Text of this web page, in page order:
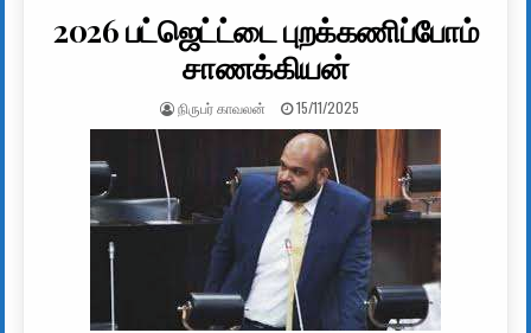
2026 பட்ஜெட்ட்டை புறக்கணிப்போம்
சாணக்கியன்
AUTHOR:
நிருபர் காவலன் PUBLISHED DATE:
15/11/2025